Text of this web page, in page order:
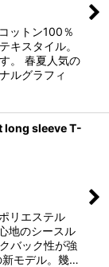
ットン100％
キスタイル。
。 春夏人気の
ルグラフィ
long sleeve T-
リエステル
地のシースル
バック性が強
新モデル。幾…